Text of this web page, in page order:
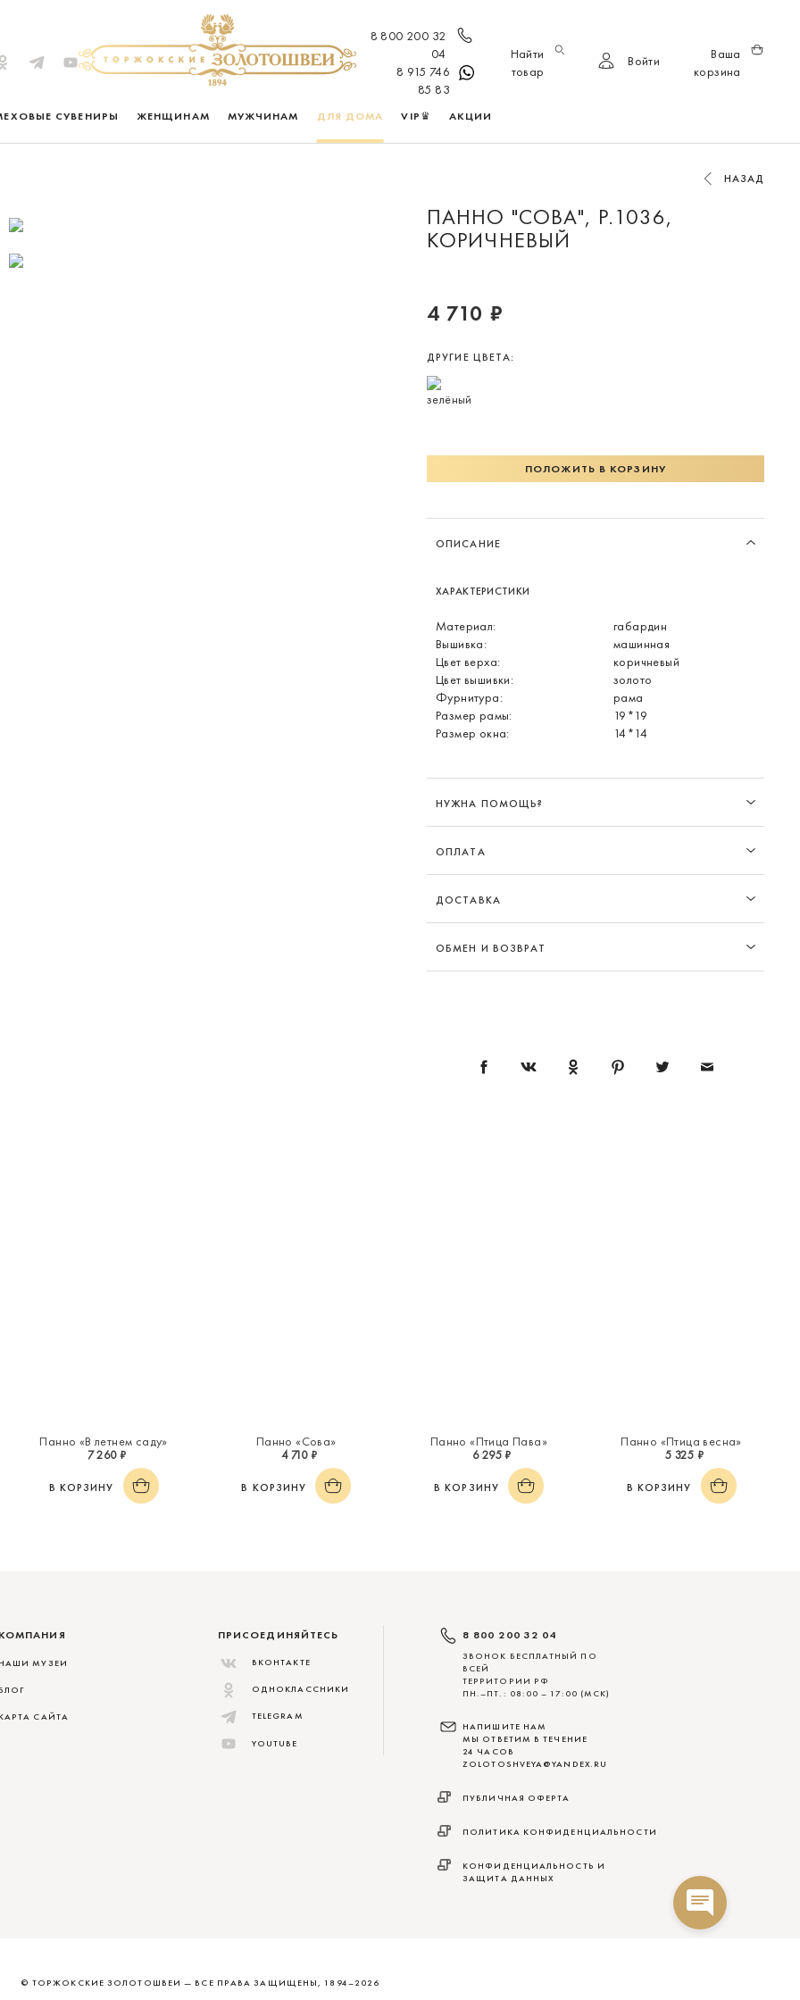
8 800 200 32
04
8 915 746
85 83
Найти
товар
Войти
Ваша
корзина
СУВЕНИРЫ ЖЕНЩИНАМ МУЖЧИНАМ ДЛЯ ДОМА VIP♛ АКЦИИ
НАЗАД
ПАННО "СОВА", Р.1036,
КОРИЧНЕВЫЙ
4 710 ₽
ДРУГИЕ ЦВЕТА:
ПОЛОЖИТЬ В КОРЗИНУ
ОПИСАНИЕ
ХАРАКТЕРИСТИКИ
Материал:
габардин
Вышивка:
машинная
Цвет верха:
коричневый
Цвет вышивки:
золото
Фурнитура:
рама
Размер рамы:
19*19
Размер окна:
14*14
НУЖНА ПОМОЩЬ?
ОПЛАТА
ДОСТАВКА
ОБМЕН И ВОЗВРАТ
Панно «В летнем саду»
7 260 ₽
В КОРЗИНУ
Панно «Сова»
4 710 ₽
В КОРЗИНУ
Панно «Птица Пава»
6 295 ₽
В КОРЗИНУ
Панно «Птица весна»
5 325 ₽
В КОРЗИНУ
ПРИСОЕДИНЯЙТЕСЬ
ВКОНТАКТЕ
ОДНОКЛАССНИКИ
TELEGRAM
YOUTUBE
8 800 200 32 04
ЗВОНОК БЕСПЛАТНЫЙ ПО
ВСЕЙ
ТЕРРИТОРИИ РФ
ПН.–ПТ.: 08:00 – 17:00 (МСК)
НАПИШИТЕ НАМ
МЫ ОТВЕТИМ В ТЕЧЕНИЕ
24 ЧАСОВ
ZOLOTOSHVEYA@YANDEX.RU
ПУБЛИЧНАЯ ОФЕРТА
ПОЛИТИКА КОНФИДЕНЦИАЛЬНОСТИ
КОНФИДЕНЦИАЛЬНОСТЬ И
ЗАЩИТА ДАННЫХ
КОМПАНИЯ
НАШИ МУЗЕИ
БЛОГ
КАРТА САЙТА
© ТОРЖОКСКИЕ ЗОЛОТОШВЕИ— ВСЕ ПРАВА ЗАЩИЩЕНЫ, 1894–2026